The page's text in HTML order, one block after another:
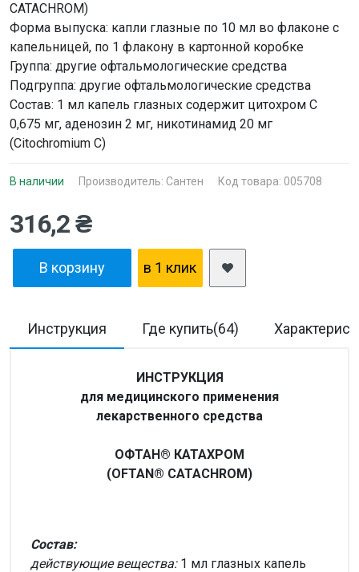
CATACHROM)
Форма выпуска: капли глазные по 10 мл во флаконе с
капельницей, по 1 флакону в картонной коробке
Группа: другие офтальмологические средства
Подгруппа: другие офтальмологические средства
Состав: 1 мл капель глазных содержит цитохром С
0,675 мг, аденозин 2 мг, никотинамид 20 мг
(Citochromium C)
В наличии Производитель: Сантен Код товара: 005708
316,2 ₴
В корзину в 1 клик
Инструкция Где купить(64)
ИНСТРУКЦИЯ
для медицинского применения
лекарственного средства
ОФТАН® КАТАХРОМ
(OFTAN® CATACHROM)
Состав:
действующие вещества:1 мл глазных капель